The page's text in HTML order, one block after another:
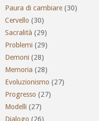
Paura di cambiare (30)
Cervello (30)
Sacralità (29)
Problemi (29)
Demoni (28)
Memoria (28)
Evoluzionismo (27)
Progresso (27)
Modelli (27)
Dialogo (26)